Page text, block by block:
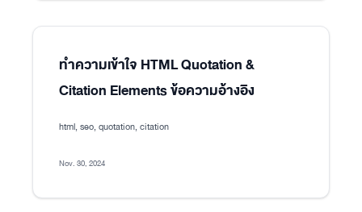
ทำความเข้าใจ HTML Quotation &
Citation Elements ข้อความอ้างอิง
html, seo, quotation, citation
Nov. 30, 2024